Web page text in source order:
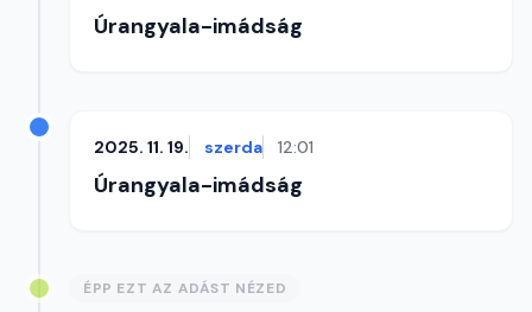
Úrangyala-imádság
2025. 11. 19. szerda 12:01
Úrangyala-imádság
ÉPP EZT AZ ADÁST NÉZED